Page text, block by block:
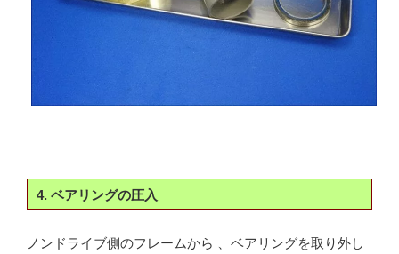
4. ベアリングの圧入
ノンドライブ側のフレームから 、ベアリングを取り外し